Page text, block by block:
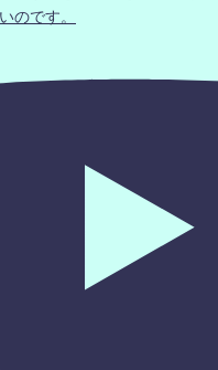
のです。